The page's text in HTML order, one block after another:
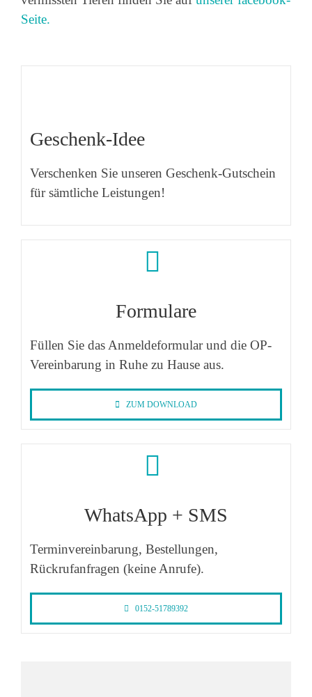
Seite.
Geschenk-Idee
Verschenken Sie unseren Geschenk-Gutschein
für sämtliche Leistungen!
Formulare
Füllen Sie das Anmeldeformular und die OP-
Vereinbarung in Ruhe zu Hause aus.
ZUM DOWNLOAD
WhatsApp + SMS
Terminvereinbarung, Bestellungen,
Rückrufanfragen (keine Anrufe).
0152-51789392